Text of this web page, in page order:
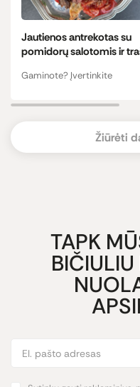
Jautienos antrekotas su
pomidorų salotomis ir
Gaminote? Įvertinkite
Žiūrėti
TAPK